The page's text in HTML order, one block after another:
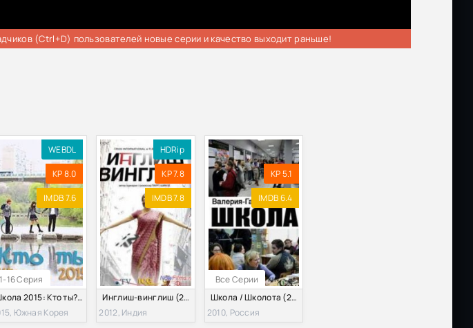
(Ctrl+D) пользователей новые серии и качество выходит раньше!
1-16 Серия
WEBDL
KP 8.0
IMDB 7.6
Школа 2015: Кто ты? / Кто ты? Школа 2015 (2015)
Южная Корея
HDRip
KP 7.8
IMDB 7.8
Инглиш-винглиш (2012)
2012, Индия
Все Серии
KP 5.1
IMDB 6.4
Школа / Школота (2010)
2010, Россия